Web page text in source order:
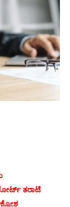
ತರಾಟೆ